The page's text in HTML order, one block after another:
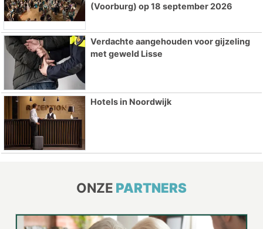
(Voorburg) op 18 september 2026
Verdachte aangehouden voor gijzeling
met geweld Lisse
Hotels in Noordwijk
ONZE PARTNERS